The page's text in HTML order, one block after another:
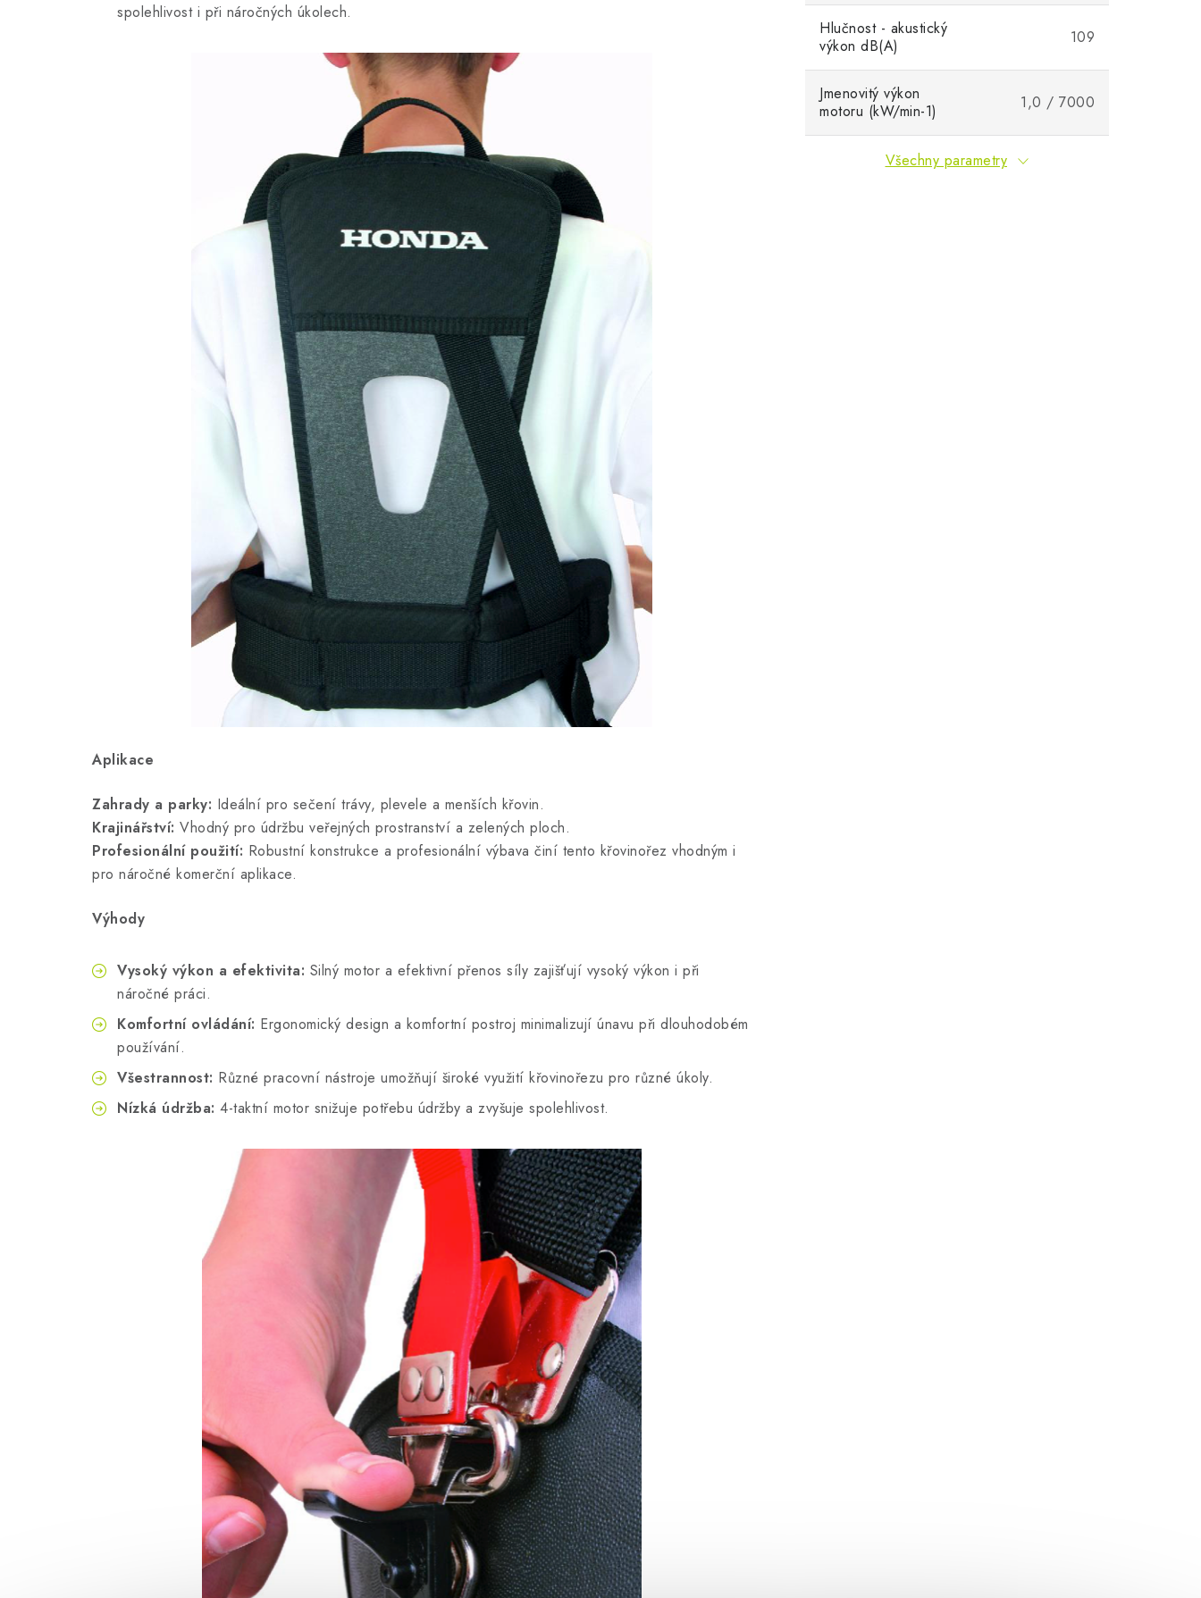
spolehlivost i při náročných úkolech.
Aplikace
Zahrady a parky: Ideální pro sečení trávy, plevele a menších křovin.
Krajinářství: Vhodný pro údržbu veřejných prostranství a zelených ploch.
Profesionální použití: Robustní konstrukce a profesionální výbava činí tento křovinořez vhodným i
pro náročné komerční aplikace.
Výhody
Vysoký výkon a efektivita: Silný motor a efektivní přenos síly zajišťují vysoký výkon i při
náročné práci.
Komfortní ovládání: Ergonomický design a komfortní postroj minimalizují únavu při dlouhodobém
používání.
Všestrannost: Různé pracovní nástroje umožňují široké využití křovinořezu pro různé úkoly.
Nízká údržba: 4-taktní motor snižuje potřebu údržby a zvyšuje spolehlivost.
Hlučnost - akustický
výkon dB(A)
109
Jmenovitý výkon
motoru (kW/min-1)
1,0 / 7000
Všechny parametry